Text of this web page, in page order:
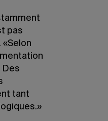
pas
«Selon
Des
tant